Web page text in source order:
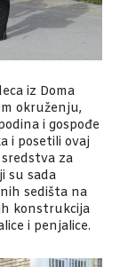
iz Doma
okruženju,
i gospođe
i posetili ovaj
za
su sada
sedišta na
konstrukcija
i penjalice.